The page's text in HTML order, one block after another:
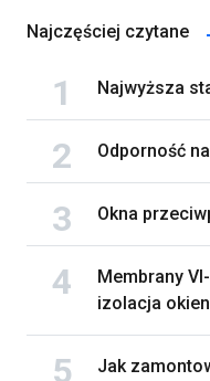
Najczęściej czytane
Najwyższa
Odporność
Okna
Membrany
izolacja
Jak